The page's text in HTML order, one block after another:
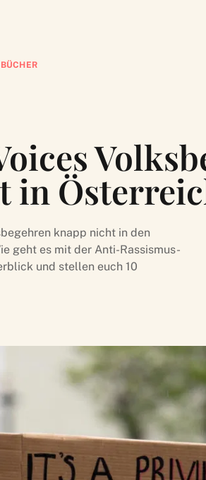
in
knapp nicht in den
geht es mit der Anti-Rassismus-
und stellen euch 10